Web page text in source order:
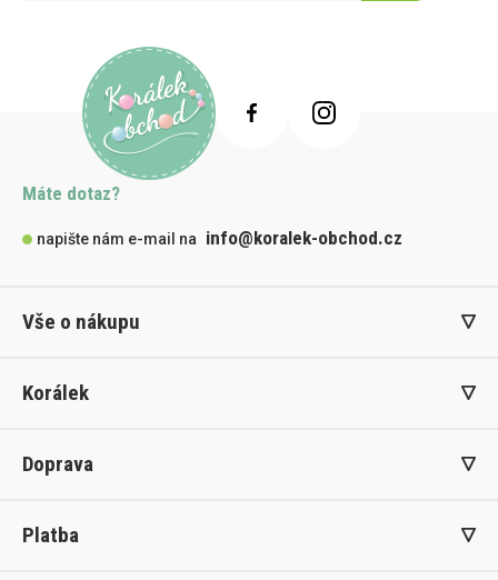
Máte dotaz?
napište nám e-mail na info@koralek-obchod.cz
Vše o nákupu
Korálek
Doprava
Platba